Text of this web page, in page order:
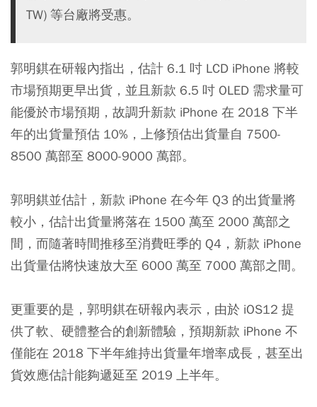
TW) 等台廠將受惠。
郭明錤在研報內指出，估計 6.1 吋 LCD iPhone 將較
市場預期更早出貨，並且新款 6.5 吋 OLED 需求量可
能優於市場預期，故調升新款 iPhone 在 2018 下半
年的出貨量預估 10%，上修預估出貨量自 7500-
8500 萬部至 8000-9000 萬部。
郭明錤並估計，新款 iPhone 在今年 Q3 的出貨量將
較小，估計出貨量將落在 1500 萬至 2000 萬部之
間，而隨著時間推移至消費旺季的 Q4，新款 iPhone
出貨量估將快速放大至 6000 萬至 7000 萬部之間。
更重要的是，郭明錤在研報內表示，由於 iOS12 提
供了軟、硬體整合的創新體驗，預期新款 iPhone 不
僅能在 2018 下半年維持出貨量年增率成長，甚至出
貨效應估計能夠遞延至 2019 上半年。